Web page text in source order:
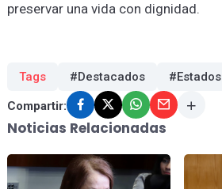
preservar una vida con dignidad.
Tags #Destacados #Estados
Compartir:
Noticias Relacionadas